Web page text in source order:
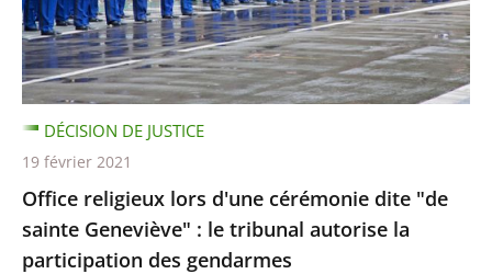
Office religieux lors d'une cérémonie dite "de
sainte Geneviève" : le tribunal autorise la
participation des gendarmes
DÉCISION DE JUSTICE
19 février 2021